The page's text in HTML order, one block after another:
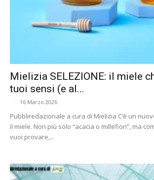
Mielizia SELEZIONE: il miele
tuoi sensi (e al...
- 16 Marzo 2026
Pubbliredazionale a cura di Mielizia C’è un
il miele. Non più solo “acacia o millefiori”, ma
vuoi provare,...